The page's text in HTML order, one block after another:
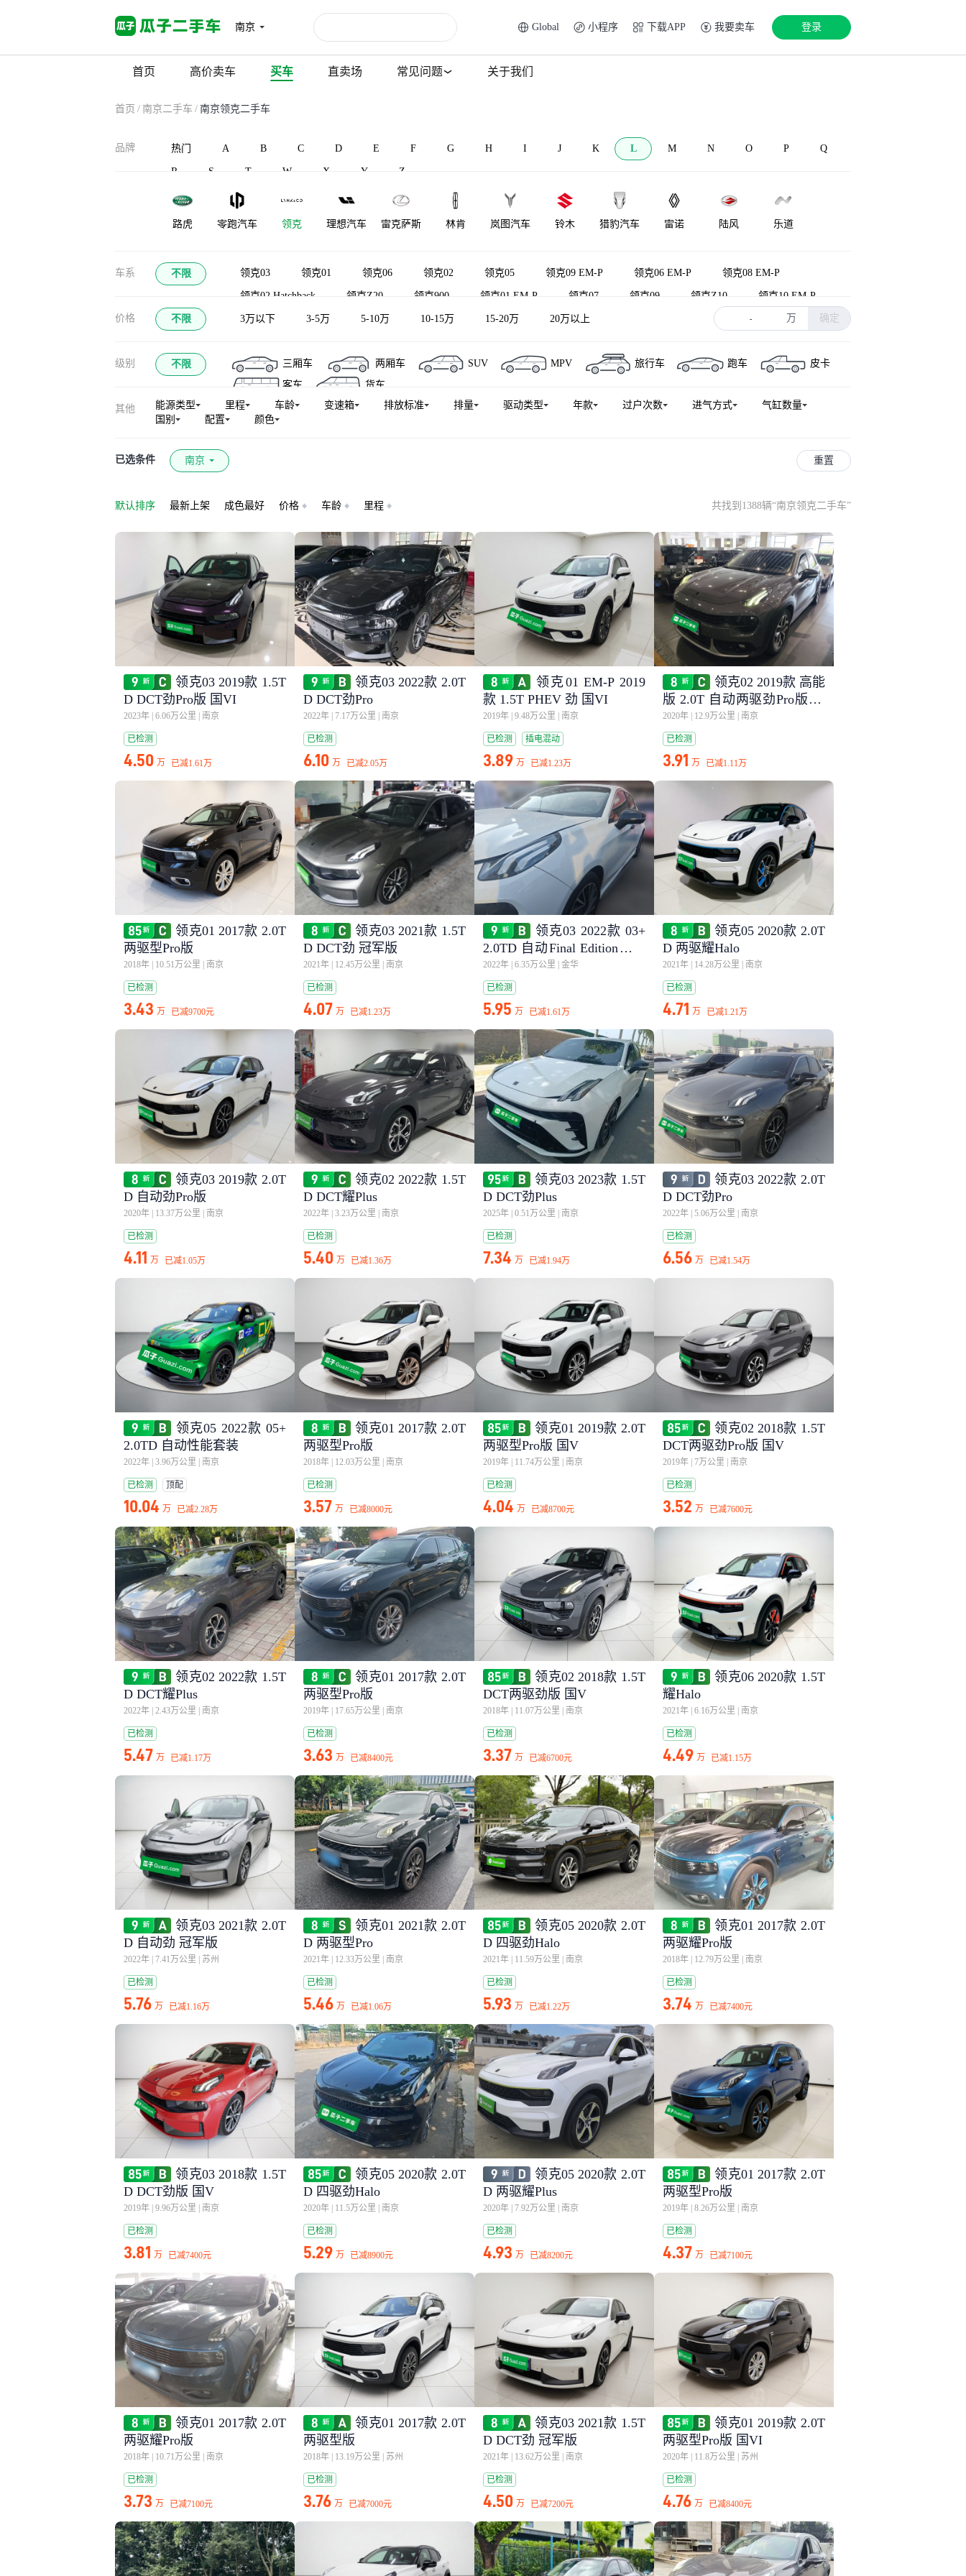
南京 Global 小程序 下载APP 我要卖车 登录
首页 高价卖车 买车 直卖场 常见问题 关于我们
首页 / 南京二手车 / 南京领克二手车
品牌 热门 A B C D E F G H I J K L M N O P Q
R S T W X Y Z
路虎 零跑汽车 领克 理想汽车 雷克萨斯 林肯 岚图汽车 铃木 猎豹汽车 雷诺 陆风 乐道
凌宝汽车 蓝电 莲花跑车 菱势汽车 理念 莲花汽车 力帆汽车 雷达汽车 LEVC 兰博基尼 Lorinser
龙程汽车
MOTORS
车系 不限 领克03 领克01 领克06 领克02 领克05 领克09 EM-P 领克06 EM-P 领克08 EM-P
领克02 Hatchback 领克Z20 领克900 领克01 EM-P 领克07 领克09 领克Z10 领克10 EM-P
领克05 EM-P 领克02新能源 领克03新能源 领克07GT
价格 不限 3万以下 3-5万 5-10万 10-15万 15-20万 20万以上 - 万 确定
级别 不限 三厢车 两厢车 SUV MPV 旅行车 跑车
皮卡
客车
货车
其他 能源类型 里程 车龄 变速箱 排放标准 排量 驱动类型 年款 过户次数 进气方式
气缸数量
国别
配置 颜色
已选条件 南京 重置
默认排序 最新上架 成色最好 价格 车龄 里程 共找到1388辆“南京领克二手车”
领克03 2019款 1.5T
D DCT劲Pro版 国VI
2023年 6.06万公里 南京
已检测
4.50 万 已减1.61万
领克03 2022款 2.0T
D DCT劲Pro
2022年 7.17万公里 南京
已检测
6.10 万 已减2.05万
领克01 EM-P 2019
款 1.5T PHEV 劲 国VI
2019年 9.48万公里 南京
已检测 插电混动
3.89 万 已减1.23万
领克02 2019款 高能
版 2.0T 自动两驱劲Pro版 国
VI
2020年 12.9万公里 南京
已检测
3.91 万 已减1.11万
领克01 2017款 2.0T
两驱型Pro版
2018年 10.51万公里 南京
已检测
3.43 万 已减9700元
领克03 2021款 1.5T
D DCT劲 冠军版
2021年 12.45万公里 南京
已检测
4.07 万 已减1.23万
领克03 2022款 03+
2.0TD 自动Final Edition（驾
控套件）
2022年 6.35万公里 金华
已检测
5.95 万 已减1.61万
领克05 2020款 2.0T
D 两驱耀Halo
2021年 14.28万公里 南京
已检测
4.71 万 已减1.21万
领克03 2019款 2.0T
D 自动劲Pro版
2020年 13.37万公里 南京
已检测
4.11 万 已减1.05万
领克02 2022款 1.5T
D DCT耀Plus
2022年 3.23万公里 南京
已检测
5.40 万 已减1.36万
领克03 2023款 1.5T
D DCT劲Plus
2025年 0.51万公里 南京
已检测
7.34 万 已减1.94万
领克03 2022款 2.0T
D DCT劲Pro
2022年 5.06万公里 南京
已检测
6.56 万 已减1.54万
领克05 2022款 05+
2.0TD 自动性能套装
2022年 3.96万公里 南京
已检测 顶配
10.04 万 已减2.28万
领克01 2017款 2.0T
两驱型Pro版
2018年 12.03万公里 南京
已检测
3.57 万 已减8000元
领克01 2019款 2.0T
两驱型Pro版 国V
2019年 11.74万公里 南京
已检测
4.04 万 已减8700元
领克02 2018款 1.5T
DCT两驱劲Pro版 国V
2019年 7万公里 南京
已检测
3.52 万 已减7600元
领克02 2022款 1.5T
D DCT耀Plus
2022年 2.43万公里 南京
已检测
5.47 万 已减1.17万
领克01 2017款 2.0T
两驱型Pro版
2019年 17.65万公里 南京
已检测
3.63 万 已减8400元
领克02 2018款 1.5T
DCT两驱劲版 国V
2018年 11.07万公里 南京
已检测
3.37 万 已减6700元
领克06 2020款 1.5T
耀Halo
2021年 6.16万公里 南京
已检测
4.49 万 已减1.15万
领克03 2021款 2.0T
D 自动劲 冠军版
2022年 7.41万公里 苏州
已检测
5.76 万 已减1.16万
领克01 2021款 2.0T
D 两驱型Pro
2021年 12.33万公里 南京
已检测
5.46 万 已减1.06万
领克05 2020款 2.0T
D 四驱劲Halo
2021年 11.59万公里 南京
已检测
5.93 万 已减1.22万
领克01 2017款 2.0T
两驱耀Pro版
2018年 12.79万公里 南京
已检测
3.74 万 已减7400元
领克03 2018款 1.5T
D DCT劲版 国V
2019年 9.96万公里 南京
已检测
3.81 万 已减7400元
领克05 2020款 2.0T
D 四驱劲Halo
2020年 11.5万公里 南京
已检测
5.29 万 已减8900元
领克05 2020款 2.0T
D 两驱耀Plus
2020年 7.92万公里 南京
已检测
4.93 万 已减8200元
领克01 2017款 2.0T
两驱型Pro版
2019年 8.26万公里 南京
已检测
4.37 万 已减7100元
领克01 2017款 2.0T
两驱耀Pro版
2018年 10.71万公里 南京
已检测
3.73 万 已减7100元
领克01 2017款 2.0T
两驱型版
2018年 13.19万公里 苏州
已检测
3.76 万 已减7000元
领克03 2021款 1.5T
D DCT劲 冠军版
2021年 13.62万公里 南京
已检测
4.50 万 已减7200元
领克01 2019款 2.0T
两驱型Pro版 国VI
2020年 11.8万公里 苏州
已检测
4.76 万 已减8400元